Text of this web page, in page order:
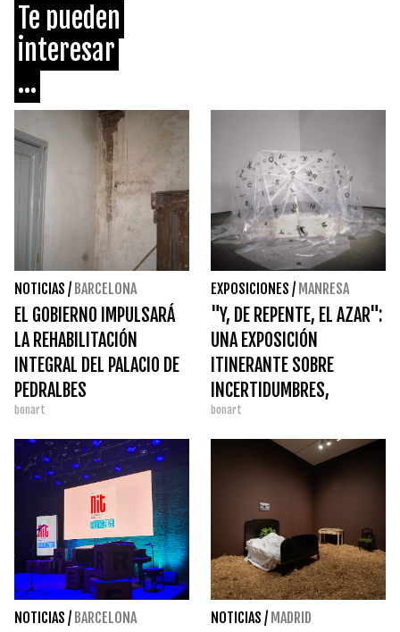
Te pueden
interesar
...
NOTICIAS / BARCELONA
EL GOBIERNO IMPULSARÁ
LA REHABILITACIÓN
INTEGRAL DEL PALACIO DE
PEDRALBES
bonart
EXPOSICIONES / MANRESA
"Y, DE REPENTE, EL AZAR":
UNA EXPOSICIÓN
ITINERANTE SOBRE
INCERTIDUMBRES,
DESTINOS Y
CASUALIDADES
bonart
NOTICIAS / BARCELONA NOTICIAS / MADRID